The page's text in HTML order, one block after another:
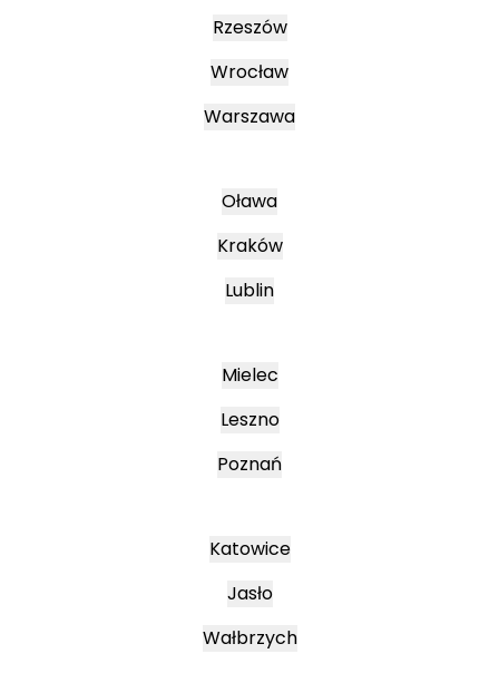
Rzeszów
Wrocław
Warszawa
Oława
Kraków
Lublin
Mielec
Leszno
Poznań
Katowice
Jasło
Wałbrzych